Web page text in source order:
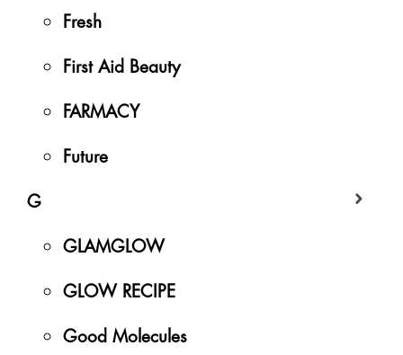
Fresh
First Aid Beauty
FARMACY
Future
G
GLAMGLOW
GLOW RECIPE
Good Molecules